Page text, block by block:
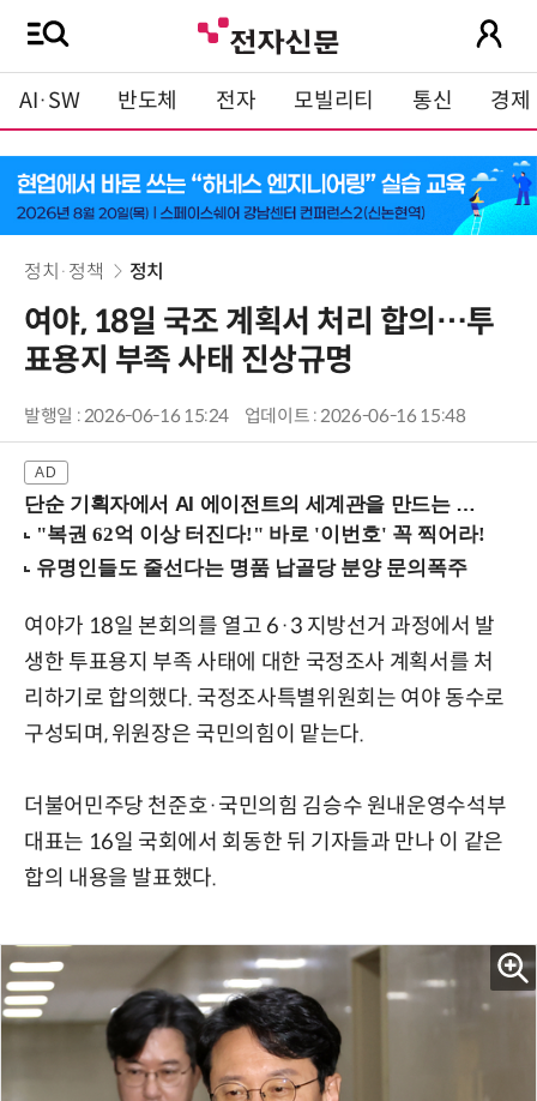
AI·SW 반도체 전자 모빌리티 통신 경제
정치·정책 정치
여야, 18일 국조 계획서 처리 합의…투
표용지 부족 사태 진상규명
발행일 : 2026-06-16 15:24 업데이트 : 2026-06-16 15:48
단순 기획자에서 AI 에이전트의 세계관을 만드는 지식 설계자로.. (8/20 강남역)
여야가 18일 본회의를 열고 6·3 지방선거 과정에서 발
생한 투표용지 부족 사태에 대한 국정조사 계획서를 처
리하기로 합의했다. 국정조사특별위원회는 여야 동수로
구성되며, 위원장은 국민의힘이 맡는다.
더불어민주당 천준호·국민의힘 김승수 원내운영수석부
대표는 16일 국회에서 회동한 뒤 기자들과 만나 이 같은
합의 내용을 발표했다.